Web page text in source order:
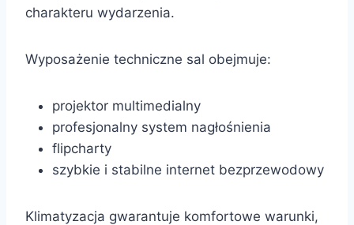
charakteru wydarzenia.
Wyposażenie techniczne sal obejmuje:
projektor multimedialny
profesjonalny system nagłośnienia
flipcharty
szybkie i stabilne internet bezprzewodowy
Klimatyzacja gwarantuje komfortowe warunki,